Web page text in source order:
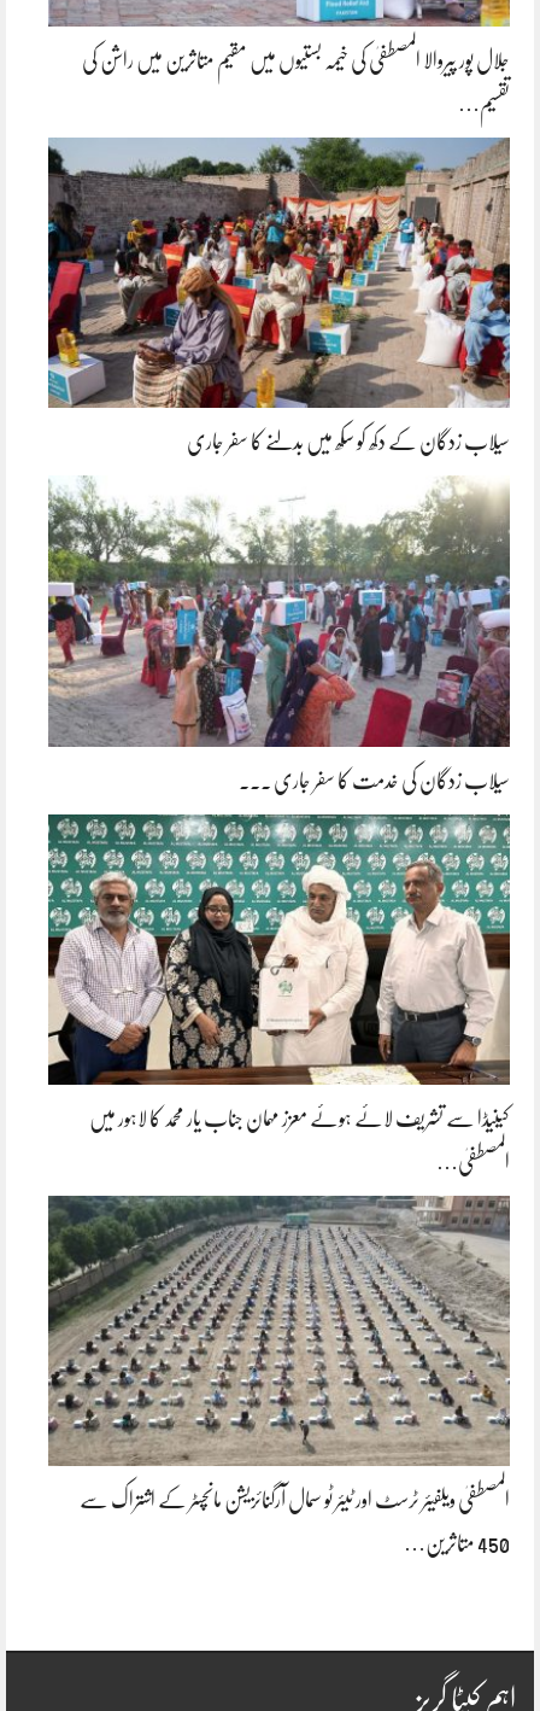
جلال پور پیروالا المصطفیٰ کی خیمہ بستیوں میں مقیم متاثرین میں راشن کی
تقسیم…
سیلاب زدگان کے دکھ کو سکھ میں بدلنے کا سفر جاری
سیلاب زدگان کی خدمت کا سفر جاری ۔۔۔
کینیڈا سے تشریف لائے ہوئے معزز مہمان جناب یار محمد کا لاہور میں
المصطفیٰ…
المصطفیٰ ویلفیئر ٹرسٹ اور ٹیئر ٹو سمال آرگنائزیشن مانچسٹر کے اشتراک سے
450 متاثرین…
اہم کیٹا گریز